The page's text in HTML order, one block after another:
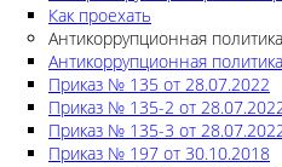
Как проехать
Антикоррупционная политика
Антикоррупционная
Приказ № 135 от 28.07.2022
Приказ № 135-2 от
Приказ № 135-3 от
Приказ № 197 от 30.10.2018